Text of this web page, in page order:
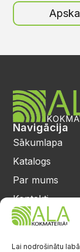
Lai nodrošinātu
Navigācija
Sākumlapa
Katalogs
Par mums
Kontakti
Privātuma
25 64 17